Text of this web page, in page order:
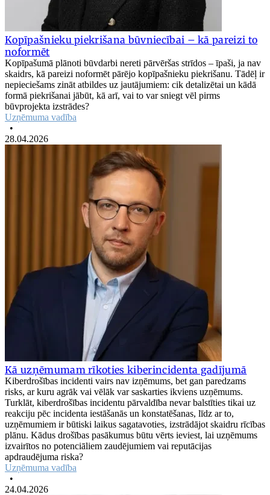
Kopīpašnieku piekrišana būvniecībai – kā pareizi to
noformēt
Kopīpašumā plānoti būvdarbi nereti pārvēršas strīdos – īpaši, ja nav
skaidrs, kā pareizi noformēt pārējo kopīpašnieku piekrišanu. Tādēļ ir
nepieciešams zināt atbildes uz jautājumiem: cik detalizētai un kādā
formā piekrišanai jābūt, kā arī, vai to var sniegt vēl pirms
būvprojekta izstrādes?
Uzņēmuma vadība
•
28.04.2026
Kā uzņēmumam rīkoties kiberincidenta gadījumā
Kiberdrošības incidenti vairs nav izņēmums, bet gan paredzams
risks, ar kuru agrāk vai vēlāk var saskarties ikviens uzņēmums.
Turklāt, kiberdrošības incidentu pārvaldība nevar balstīties tikai uz
reakciju pēc incidenta iestāšanās un konstatēšanas, līdz ar to,
uzņēmumiem ir būtiski laikus sagatavoties, izstrādājot skaidru rīcības
plānu. Kādus drošības pasākumus būtu vērts ieviest, lai uzņēmums
izvairītos no potenciāliem zaudējumiem vai reputācijas
apdraudējuma riska?
Uzņēmuma vadība
•
24.04.2026